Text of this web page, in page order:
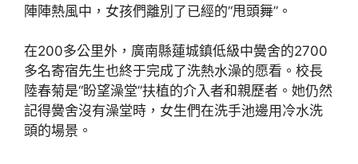
陣陣熱風中，女孩們離別了已經的“甩頭舞”。
在200多公里外，廣南縣蓮城鎮低級中黌舍的2700
多名寄宿先生也終于完成了洗熱水澡的愿看。校長
陸春菊是“盼望澡堂”扶植的介入者和親歷者。她仍然
記得黌舍沒有澡堂時，女生們在洗手池邊用冷水洗
頭的場景。